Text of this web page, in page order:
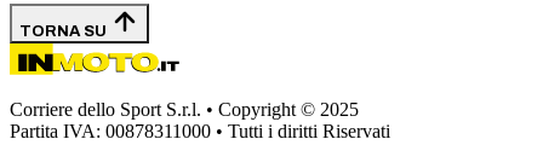
TORNA SU
Corriere dello Sport S.r.l. • Copyright © 2025
Partita IVA: 00878311000 • Tutti i diritti Riservati